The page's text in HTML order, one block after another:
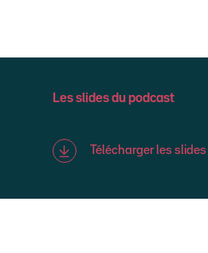
Les slides du podcast
Télécharger les